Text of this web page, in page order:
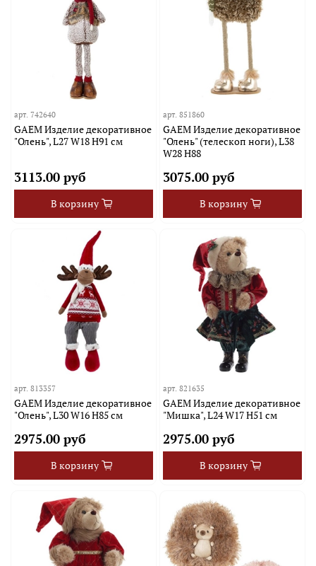
арт.742640
GAEM Изделие декоративное
"Олень", L27 W18 H91 см
3113.00 руб
В корзину
арт. 851860
GAEM Изделие декоративное
"Олень" (телескоп ноги), L38
W28 H88
3075.00 руб
В корзину
арт.813357
GAEM Изделие декоративное
"Олень", L30 W16 H85 см
2975.00 руб
В корзину
арт. 821635
GAEM Изделие декоративное
"Мишка", L24 W17 H51 см
2975.00 руб
В корзину